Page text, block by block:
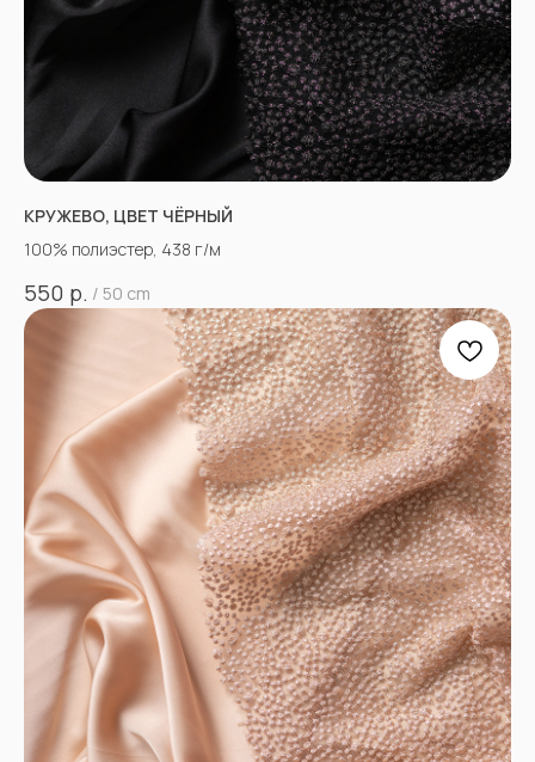
КРУЖЕВО, ЦВЕТ ЧЁРНЫЙ
100% полиэстер, 438 г/м
550 р. / 50 cm